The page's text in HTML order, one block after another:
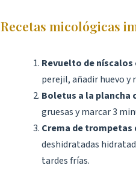
Recetas micológicas
Revuelto de
perejil, añadir huevo y
Boletus a la plancha
gruesas y marcar 3
Crema de trompetas
deshidratadas
tardes frías.